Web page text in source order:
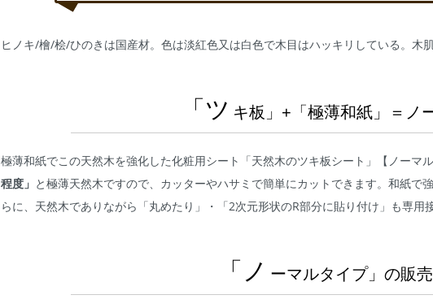
ヒノキ/檜/桧/ひのきは国産材。色は淡紅色又は白色で木目はハッキリしている。木
「ツ キ板」+「極薄和紙」＝ノ
極薄和紙でこの天然木を強化した化粧用シート「天然木のツキ板シート」【ノーマ
程度」 と極薄天然木ですので、カッターやハサミで簡単にカットできます。和紙で
らに、天然木でありながら「丸めたり」・「2次元形状のR部分に貼り付け」も専用
「ノ ーマルタイプ」の販